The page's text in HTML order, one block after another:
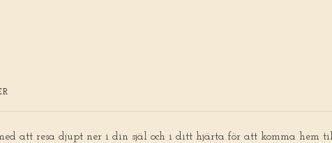
att resa djupt ner i din själ och i ditt hjärta för att komma hem